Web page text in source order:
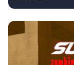
Play In Space